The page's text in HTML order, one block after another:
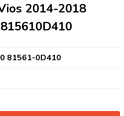
2014-2018
81561-0D410